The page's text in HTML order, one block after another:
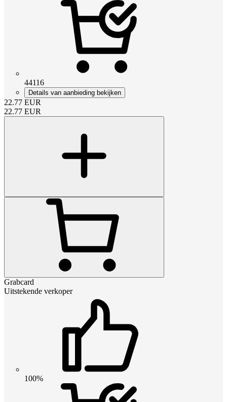
44116
Details van aanbieding bekijken
22.77 EUR
22.77 EUR
Grabcard
Uitstekende verkoper
100%